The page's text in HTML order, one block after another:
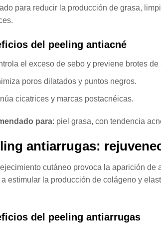
para reducir la producción de grasa,
del peeling antiacné
el exceso de sebo y previene brotes de
poros dilatados y puntos negros.
cicatrices y marcas postacnéicas.
para: piel grasa, con tendencia
antiarrugas:
cutáneo provoca la aparición
estimular la producción de colágeno y
del peeling antiarrugas